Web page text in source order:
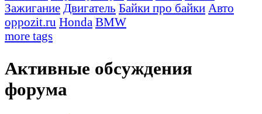
Зажигание Двигатель Байки про байки Авто
oppozit.ru Honda BMW
more tags
Активные обсуждения
форума